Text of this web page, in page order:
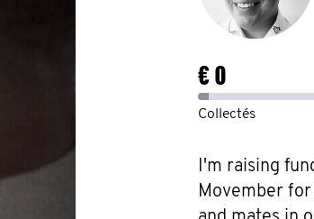
€ 0
Collectés
I'm raising
Movember